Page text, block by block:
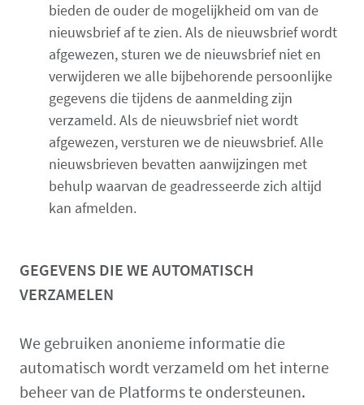
bieden de ouder de mogelijkheid om van de
nieuwsbrief af te zien. Als de nieuwsbrief wordt
afgewezen, sturen we de nieuwsbrief niet en
verwijderen we alle bijbehorende persoonlijke
gegevens die tijdens de aanmelding zijn
verzameld. Als de nieuwsbrief niet wordt
afgewezen, versturen we de nieuwsbrief. Alle
nieuwsbrieven bevatten aanwijzingen met
behulp waarvan de geadresseerde zich altijd
kan afmelden.
GEGEVENS DIE WE AUTOMATISCH
VERZAMELEN
We gebruiken anonieme informatie die
automatisch wordt verzameld om het interne
beheer van de Platforms te ondersteunen.